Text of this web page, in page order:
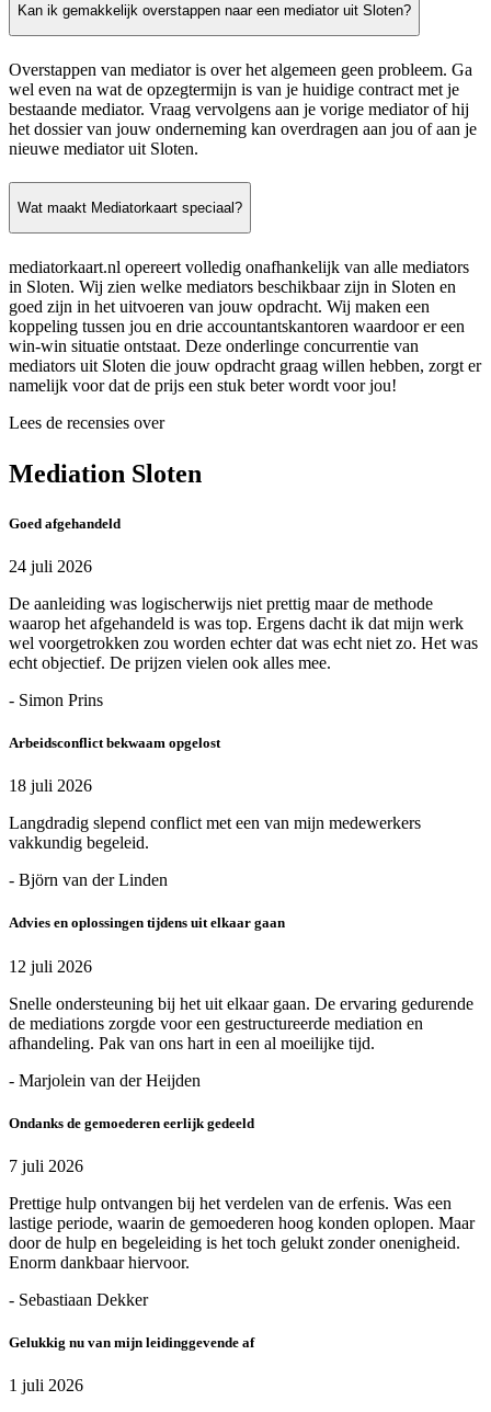
Kan ik gemakkelijk overstappen naar een mediator uit Sloten?
Overstappen van mediator is over het algemeen geen probleem. Ga
wel even na wat de opzegtermijn is van je huidige contract met je
bestaande mediator. Vraag vervolgens aan je vorige mediator of hij
het dossier van jouw onderneming kan overdragen aan jou of aan je
nieuwe mediator uit Sloten.
Wat maakt Mediatorkaart speciaal?
mediatorkaart.nl opereert volledig onafhankelijk van alle mediators
in Sloten. Wij zien welke mediators beschikbaar zijn in Sloten en
goed zijn in het uitvoeren van jouw opdracht. Wij maken een
koppeling tussen jou en drie accountantskantoren waardoor er een
win-win situatie ontstaat. Deze onderlinge concurrentie van
mediators uit Sloten die jouw opdracht graag willen hebben, zorgt er
namelijk voor dat de prijs een stuk beter wordt voor jou!
Lees de recensies over
Mediation Sloten
Goed afgehandeld
24 juli 2026
De aanleiding was logischerwijs niet prettig maar de methode
waarop het afgehandeld is was top. Ergens dacht ik dat mijn werk
wel voorgetrokken zou worden echter dat was echt niet zo. Het was
echt objectief. De prijzen vielen ook alles mee.
- Simon Prins
Arbeidsconflict bekwaam opgelost
18 juli 2026
Langdradig slepend conflict met een van mijn medewerkers
vakkundig begeleid.
- Björn van der Linden
Advies en oplossingen tijdens uit elkaar gaan
12 juli 2026
Snelle ondersteuning bij het uit elkaar gaan. De ervaring gedurende
de mediations zorgde voor een gestructureerde mediation en
afhandeling. Pak van ons hart in een al moeilijke tijd.
- Marjolein van der Heijden
Ondanks de gemoederen eerlijk gedeeld
7 juli 2026
Prettige hulp ontvangen bij het verdelen van de erfenis. Was een
lastige periode, waarin de gemoederen hoog konden oplopen. Maar
door de hulp en begeleiding is het toch gelukt zonder onenigheid.
Enorm dankbaar hiervoor.
- Sebastiaan Dekker
Gelukkig nu van mijn leidinggevende af
1 juli 2026